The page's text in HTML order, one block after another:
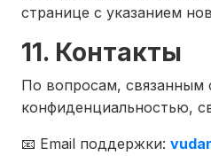
странице с указанием
11. Контакты
По вопросам, связанным
конфиденциальностью,
📧 Email поддержки: